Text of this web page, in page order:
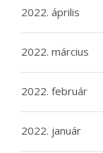
2022. április
2022. március
2022. február
2022. január